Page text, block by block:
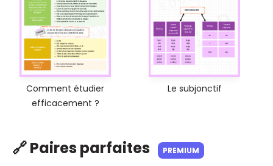
Comment étudier
efficacement ?
Le subjonctif
🔗 Paires parfaites PREMIUM